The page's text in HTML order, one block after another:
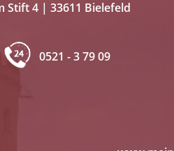
Stift 4 | 33611 Bielefeld
0521 - 3 79 09